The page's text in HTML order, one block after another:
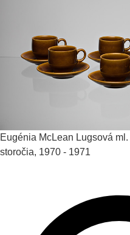
Eugénia McLean Lugsová ml.
storočia, 1970 - 1971